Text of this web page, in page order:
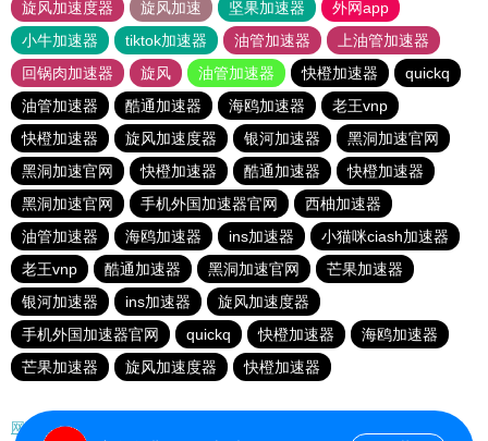
旋风加速度器
旋风加速 坚果加速器
外网app
小牛加速器
tiktok加速器 油管加速器
上油管加速器
回锅肉加速器
旋风 油管加速器 快橙加速器
quickq
油管加速器
酷通加速器 海鸥加速器
老王vnp
快橙加速器
旋风加速度器 银河加速器
黑洞加速官网
黑洞加速官网
快橙加速器 酷通加速器
快橙加速器
黑洞加速官网
手机外国加速器官网
西柚加速器
油管加速器
海鸥加速器 ins加速器
小猫咪ciash加速器
老王vnp
酷通加速器 黑洞加速官网
芒果加速器
银河加速器
ins加速器
旋风加速度器
手机外国加速器官网
quickq 快橙加速器
海鸥加速器
芒果加速器
旋风加速度器 快橙加速器
网站地图